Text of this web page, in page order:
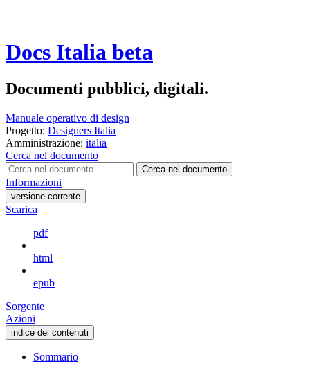
Docs Italia beta
Documenti pubblici, digitali.
Manuale operativo di design
Progetto: Designers Italia
Amministrazione: italia
Cerca nel documento
Cerca nel documento
Informazioni
versione-corrente
Scarica
pdf
html
epub
Sorgente
Azioni
indice dei contenuti
Sommario